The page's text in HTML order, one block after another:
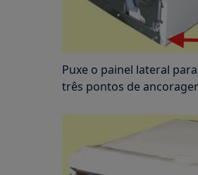
Puxe o painel lateral
três pontos de